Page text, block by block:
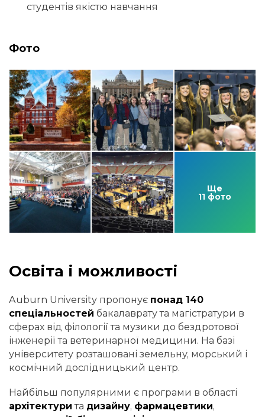
студентів якістю навчання
Фото
Ще
11 фото
Освіта і можливості
Auburn University пропонує понад 140
спеціальностей бакалаврату та магістратури в
сферах від філології та музики до бездротової
інженерії та ветеринарної медицини. На базі
університету розташовані земельну, морський і
космічний дослідницький центр.
Найбільш популярними є програми в області
архітектури та дизайну, фармацевтики,